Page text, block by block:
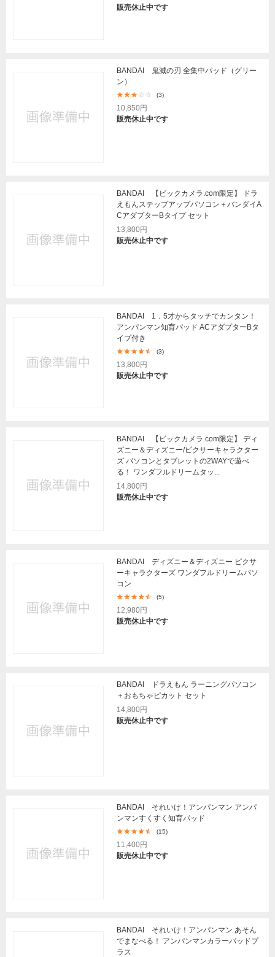
販売休止中です
BANDAI 鬼滅の刃 全集中パッド（グリー
ン）
(3)
10,850円
販売休止中です
BANDAI 【ビックカメラ.com限定】 ドラ
えもんステップアップパソコン＋バンダイA
CアダプターBタイプ セット
13,800円
販売休止中です
BANDAI 1．5才からタッチでカンタン！
アンパンマン知育パッド ACアダプターBタ
イプ付き
(3)
13,800円
販売休止中です
BANDAI 【ビックカメラ.com限定】 ディ
ズニー＆ディズニー/ピクサーキャラクター
ズ パソコンとタブレットの2WAYで遊べ
る！ ワンダフルドリームタッ...
14,800円
販売休止中です
BANDAI ディズニー＆ディズニー ピクサ
ーキャラクターズ ワンダフルドリームパソ
コン
(5)
12,980円
販売休止中です
BANDAI ドラえもん ラーニングパソコン
＋おもちゃピカット セット
14,800円
販売休止中です
BANDAI それいけ！アンパンマン アンパ
ンマンすくすく知育パッド
(15)
11,400円
販売休止中です
BANDAI それいけ！アンパンマン あそん
でまなべる！ アンパンマンカラーパッドプ
ラス